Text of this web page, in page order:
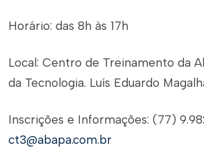
Horário: das 8h às 17h
Local: Centro de Treinamento da
da Tecnologia. Luís Eduardo
Inscrições e Informações: (77)
ct3@abapa.com.br